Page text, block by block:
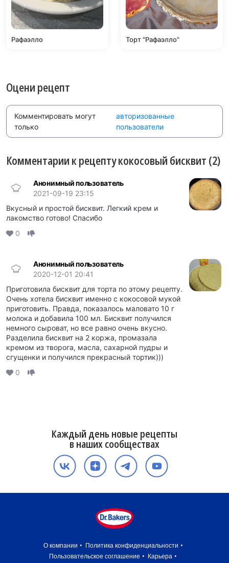
Рафаэлло Торт "Рафаэлло"
Оцени рецепт
Комментировать могут
только
авторизованные
пользователи
Комментарии к рецепту кокосовый бисквит (2)
Анонимный пользователь
2021-09-19 23:15
Вкусный и простой бисквит. Легкий крем и
лакомство готово! Спасибо
0
Анонимный пользователь
2020-12-01 20:41
Приготовила бисквит для торта по этому рецепту.
Очень хотела бисквит именно с кокосовой мукой
приготовить. Правда, показалось маловато 10 г
молока и добавила 100 мл. Бисквит получился
немного сыроват, но все равно очень вкусно.
Разделила бисквит на 2 коржа, промазала
кремом из творога, масла, сахарной пудры и
сгущенки и получился прекрасный тортик)))
0
Каждый день новые рецепты
в наших сообществах
О компании
Политика конфиденциальности
Пользовательское соглашение
Карьера